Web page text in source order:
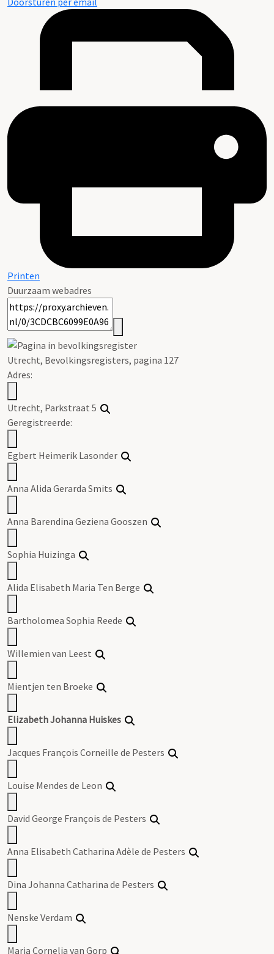
Printen
Duurzaam webadres
Utrecht, Bevolkingsregisters, pagina 127
Adres:
Utrecht, Parkstraat 5
Geregistreerde:
Egbert Heimerik Lasonder
Anna Alida Gerarda Smits
Anna Barendina Geziena Gooszen
Sophia Huizinga
Alida Elisabeth Maria Ten Berge
Bartholomea Sophia Reede
Willemien van Leest
Mientjen ten Broeke
Elizabeth Johanna Huiskes
Jacques François Corneille de Pesters
Louise Mendes de Leon
David George François de Pesters
Anna Elisabeth Catharina Adèle de Pesters
Dina Johanna Catharina de Pesters
Nenske Verdam
Maria Cornelia van Gorp